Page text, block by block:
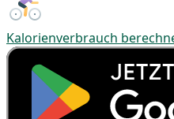
Kalorienverbrauch